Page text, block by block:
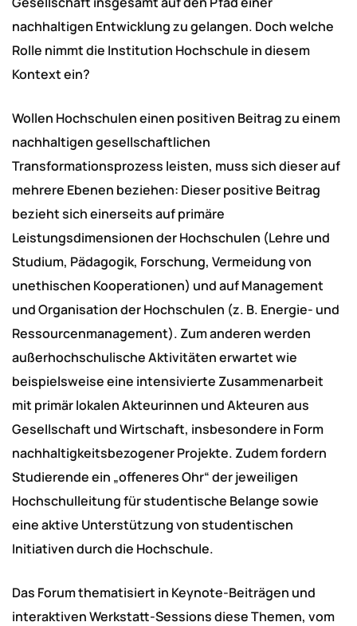
nachhaltigen Entwicklung zu gelangen. Doch welche
Rolle nimmt die Institution Hochschule in diesem
Kontext ein?
Wollen Hochschulen einen positiven Beitrag zu einem
nachhaltigen gesellschaftlichen
Transformationsprozess leisten, muss sich dieser auf
mehrere Ebenen beziehen: Dieser positive Beitrag
bezieht sich einerseits auf primäre
Leistungsdimensionen der Hochschulen (Lehre und
Studium, Pädagogik, Forschung, Vermeidung von
unethischen Kooperationen) und auf Management
und Organisation der Hochschulen (z. B. Energie- und
Ressourcenmanagement). Zum anderen werden
außerhochschulische Aktivitäten erwartet wie
beispielsweise eine intensivierte Zusammenarbeit
mit primär lokalen Akteurinnen und Akteuren aus
Gesellschaft und Wirtschaft, insbesondere in Form
nachhaltigkeitsbezogener Projekte. Zudem fordern
Studierende ein „offeneres Ohr“ der jeweiligen
Hochschulleitung für studentische Belange sowie
eine aktive Unterstützung von studentischen
Initiativen durch die Hochschule.
Das Forum thematisiert in Keynote-Beiträgen und
interaktiven Werkstatt-Sessions diese Themen, vom